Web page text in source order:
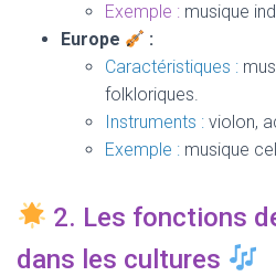
Exemple : musique
Europe
:
Caractéristiques :
folkloriques.
Instruments : violon,
Exemple : musique
2. Les fonctions
dans les cultures